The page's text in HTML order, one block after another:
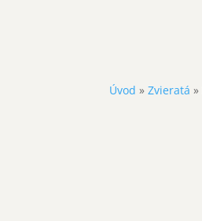
Úvod »Zvieratá »